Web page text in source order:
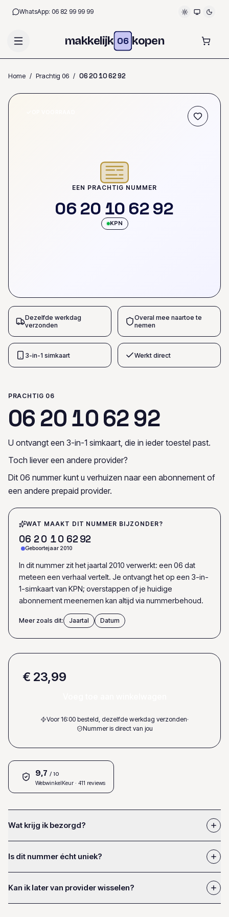
WhatsApp: 06 82 99 99 99
makkelijk 06 kopen
Home / Prachtig 06 / 0620106292
EEN PRACHTIG NUMMER
06 20 10 6292
KPN
Dezelfde werkdag
verzonden
Overal mee naartoe te
nemen
3-in-1 simkaart Werkt direct
PRACHTIG 06
06 20106292
U ontvangt een 3-in-1 simkaart, die in ieder toestel past.
Toch liever een andere provider?
Dit 06 nummer kunt u verhuizen naar een abonnement of
een andere prepaid provider.
WAT MAAKT DIT NUMMER BIJZONDER?
06 20 10 6292
Geboortejaar 2010
In dit nummer zit het jaartal 2010 verwerkt: een 06 dat
meteen een verhaal vertelt. Je ontvangt het op een 3-in-
1-simkaart van KPN; overstappen of je huidige
abonnement meenemen kan altijd via nummerbehoud.
Meer zoals dit: Jaartal Datum
€ 23,99
Voor 16:00 besteld, dezelfde werkdag verzonden·
Nummer is direct van jou
9,7 / 10
WebwinkelKeur · 411 reviews
Wat krijg ik bezorgd?
Is dit nummer écht uniek?
Kan ik later van provider wisselen?